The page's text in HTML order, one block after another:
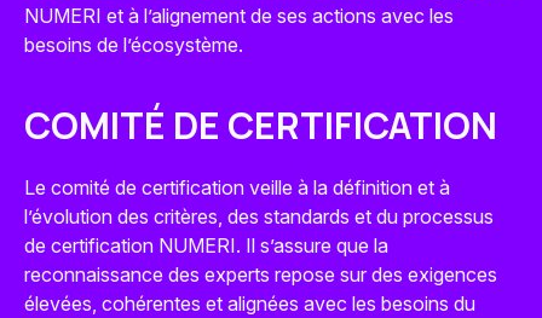
NUMERI et à l’alignement de ses actions avec les
besoins de l’écosystème.
COMITÉ DE CERTIFICATION
Le comité de certification veille à la définition et à
l’évolution des critères, des standards et du processus
de certification NUMERI. Il s’assure que la
reconnaissance des experts repose sur des exigences
élevées, cohérentes et alignées avec les besoins du